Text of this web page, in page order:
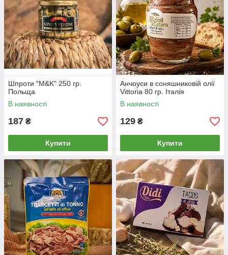
Шпроти "M&K" 250 гр.
Польща
В наявності
187 ₴
Купити
Анчоуси в соняшниковій олії
Vittoria 80 гр. Італія
В наявності
129 ₴
Купити